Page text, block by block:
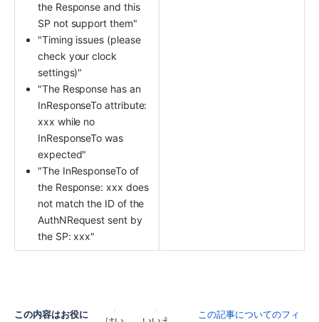
the Response and this
SP not support them"
"Timing issues (please
check your clock
settings)"
"The Response has an
InResponseTo attribute:
xxx while no
InResponseTo was
expected"
"The InResponseTo of
the Response: xxx does
not match the ID of the
AuthNRequest sent by
the SP: xxx"
この内容はお役に
この記事についてのフィ